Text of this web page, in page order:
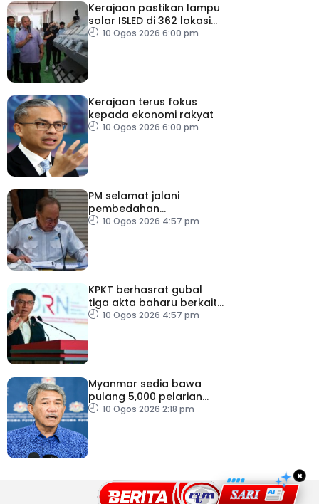
Kerajaan pastikan lampu
solar ISLED di 362 lokasi
berkualiti, selamat
10 Ogos 2026 6:00 pm
Kerajaan terus fokus
kepada ekonomi rakyat
10 Ogos 2026 6:00 pm
PM selamat jalani
pembedahan
laparoskopi rawat hernia
10 Ogos 2026 4:57 pm
KPKT berhasrat gubal
tiga akta baharu berkait
perumahan
10 Ogos 2026 4:57 pm
Myanmar sedia bawa
pulang 5,000 pelarian
guna kapal
10 Ogos 2026 2:18 pm
×